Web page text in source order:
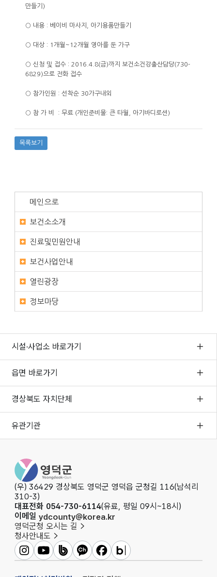
만들기)
○ 내용 : 베이비 마사지, 아기용품만들기
○ 대상 : 1개월~12개월 영아를 둔 가구
○ 신청 및 접수 : 2016.4.8(금)까지 보건소건강출산담당(730-
6829)으로 전화 접수
○ 참가인원 : 선착순 30가구내외
○ 참 가 비 : 무료 (개인준비물: 큰 타월, 아기바디로션)
목록보기
메인으로
보건소소개
진료및민원안내
보건사업안내
열린광장
정보마당
시설·사업소 바로가기
읍면 바로가기
경상북도 자치단체
유관기관
영
덕
군
청
(우) 36429 경상북도 영덕군 영덕읍 군청길 116(남석리
310-3)
대표전화 054-730-6114(유료, 평일 09시~18시)
이메일 ydcounty@korea.kr
영덕군청 오시는 길
청사안내도
영
군
영
군
영
군
영
영
영